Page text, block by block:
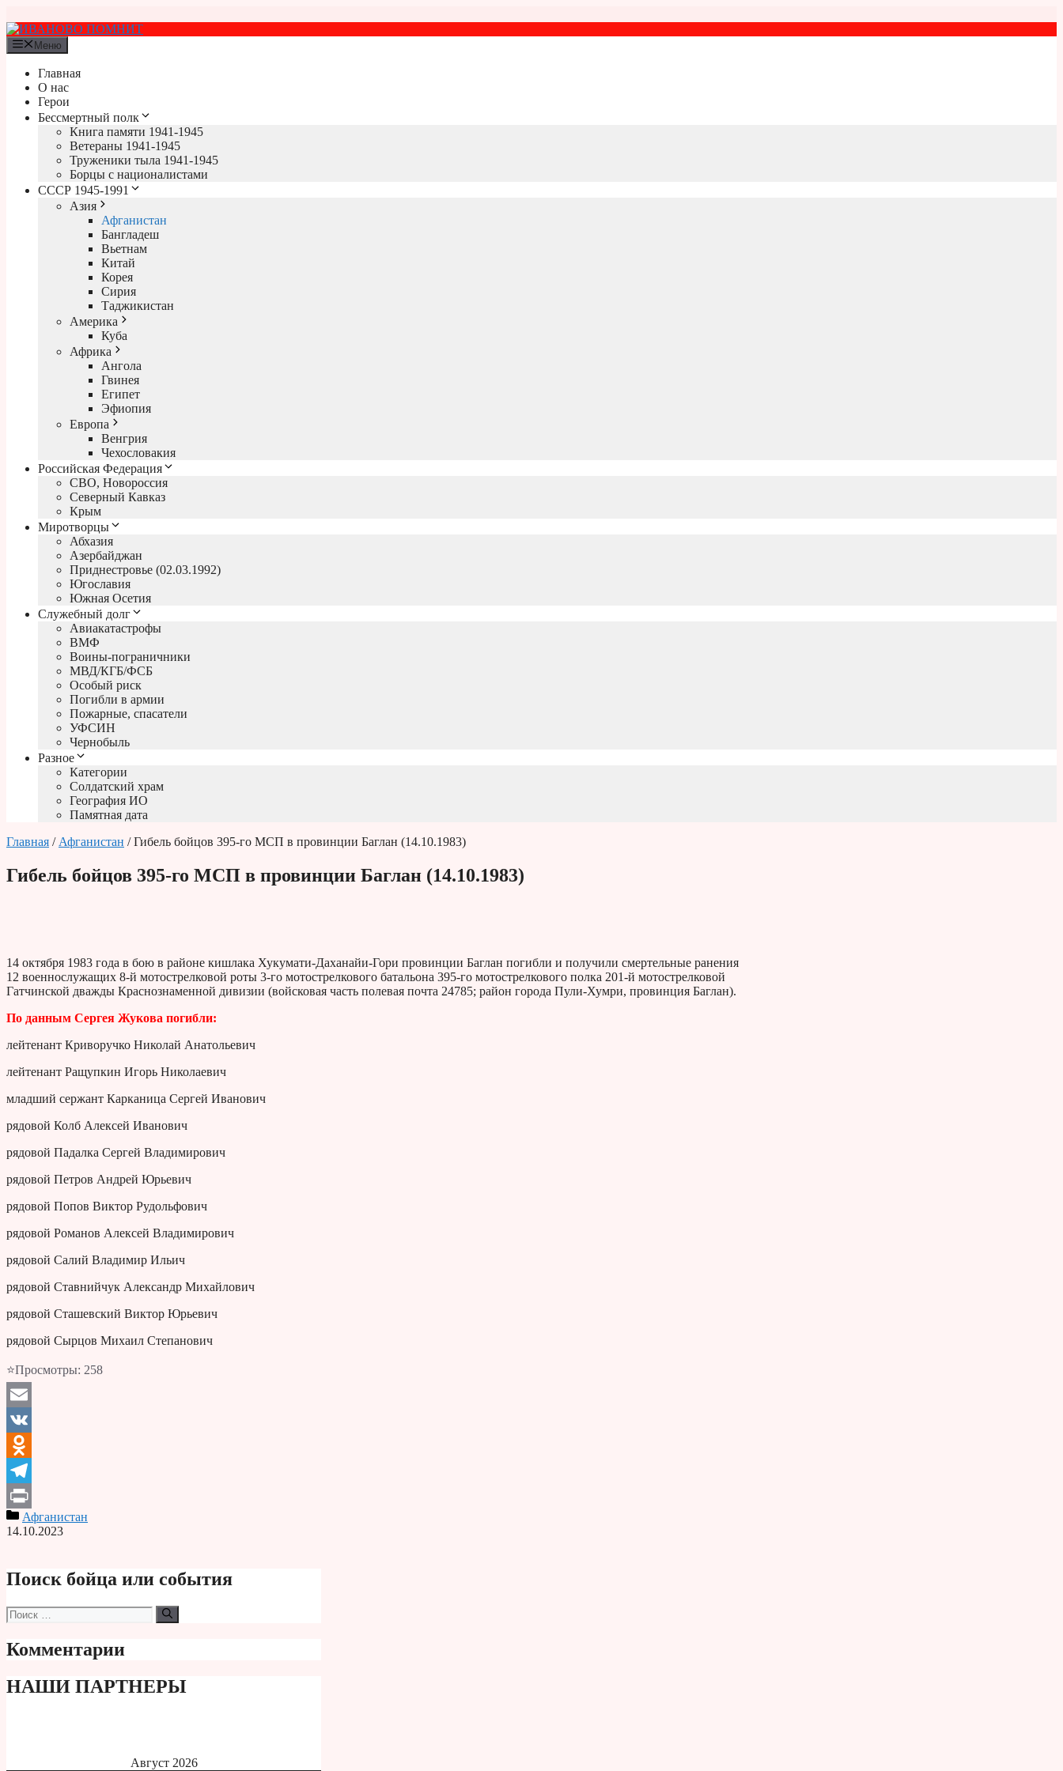
к
содержимому
Меню
Главная
О нас
Герои
Бессмертный полк
Книга памяти 1941-1945
Ветераны 1941-1945
Труженики тыла 1941-1945
Борцы с националистами
СССР 1945-1991
Азия
Афганистан
Бангладеш
Вьетнам
Китай
Корея
Сирия
Таджикистан
Америка
Куба
Африка
Ангола
Гвинея
Египет
Эфиопия
Европа
Венгрия
Чехословакия
Российская Федерация
СВО, Новороссия
Северный Кавказ
Крым
Миротворцы
Абхазия
Азербайджан
Приднестровье (02.03.1992)
Югославия
Южная Осетия
Служебный долг
Авиакатастрофы
ВМФ
Воины-пограничники
МВД/КГБ/ФСБ
Особый риск
Погибли в армии
Пожарные, спасатели
УФСИН
Чернобыль
Разное
Категории
Солдатский храм
География ИО
Памятная дата
Главная / Афганистан / Гибель бойцов 395-го МСП в провинции Баглан (14.10.1983)
Гибель бойцов 395-го МСП в провинции Баглан (14.10.1983)
14 октября 1983 года в бою в районе кишлака Хукумати-Даханайи-Гори провинции Баглан погибли и получили смертельные ранения
12 военнослужащих 8-й мотострелковой роты 3-го мотострелкового батальона 395-го мотострелкового полка 201-й мотострелковой
Гатчинской дважды Краснознаменной дивизии (войсковая часть полевая почта 24785; район города Пули-Хумри, провинция Баглан).
По данным Сергея Жукова погибли:
лейтенант Криворучко Николай Анатольевич
лейтенант Ращупкин Игорь Николаевич
младший сержант Карканица Сергей Иванович
рядовой Колб Алексей Иванович
рядовой Падалка Сергей Владимирович
рядовой Петров Андрей Юрьевич
рядовой Попов Виктор Рудольфович
рядовой Романов Алексей Владимирович
рядовой Салий Владимир Ильич
рядовой Ставнийчук Александр Михайлович
рядовой Сташевский Виктор Юрьевич
рядовой Сырцов Михаил Степанович
⭐Просмотры: 258
Email
VK
Odnoklassniki
Telegram
PrintАфганистан
14.10.2023
Поиск бойца или события
Поиск:
Комментарии
НАШИ ПАРТНЕРЫ
Август 2026